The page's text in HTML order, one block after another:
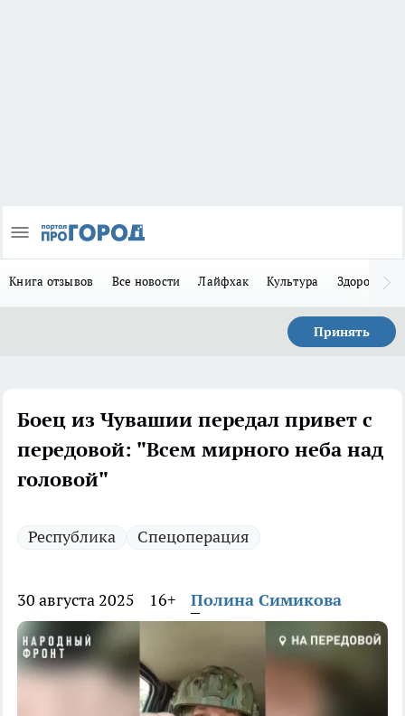
Книга отзывов Все новости Лайфхак Культура Здоровье
Принять
Боец из Чувашии передал привет с
передовой: "Всем мирного неба над
головой"
Республика Спецоперация
30 августа 2025 16+ Полина Симикова